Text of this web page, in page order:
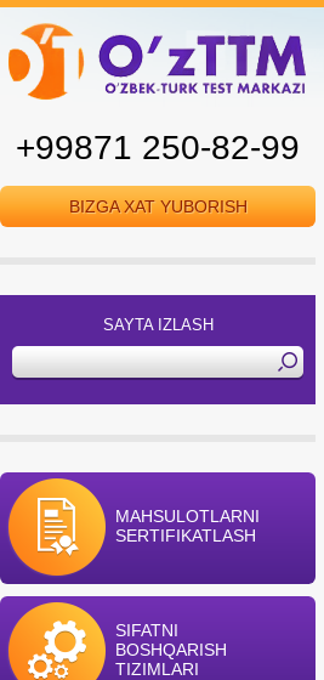
+99871 250-82-99
BIZGA XAT YUBORISH
SAYTA IZLASH
MAHSULOTLARNI
SERTIFIKATLASH
SIFATNI
BOSHQARISH
TIZIMLARI